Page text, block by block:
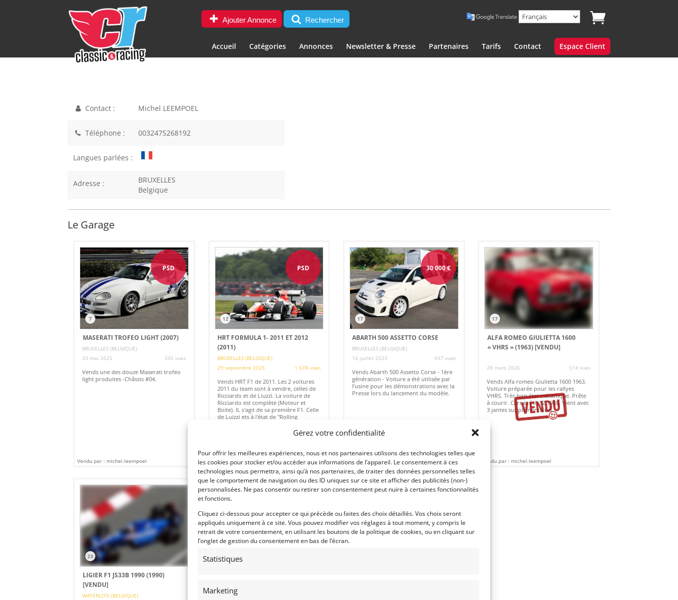
Gérez votre confidentialité
Pour offrir les meilleures expériences, nous et nos partenaires utilisons des technologies telles que
les cookies pour stocker et/ou accéder aux informations de l’appareil. Le consentement à ces
technologies nous permettra, ainsi qu’à nos partenaires, de traiter des données personnelles telles
que le comportement de navigation ou des ID uniques sur ce site et afficher des publicités (non-)
personnalisées. Ne pas consentir ou retirer son consentement peut nuire à certaines fonctionnalités
et fonctions.
Cliquez ci-dessous pour accepter ce qui précède ou faites des choix détaillés. Vos choix seront
appliqués uniquement à ce site. Vous pouvez modifier vos réglages à tout moment, y compris le
retrait de votre consentement, en utilisant les boutons de la politique de cookies, ou en cliquant sur
l’onglet de gestion du consentement en bas de l’écran.
Statistiques
Marketing
Ajouter Annonce Rechercher
Accueil Catégories Annonces Newsletter & Presse Partenaires Tarifs Contact Espace Client
Contact : Michel LEEMPOEL
Téléphone : 0032475268192
Langues parlées :
Adresse :
BRUXELLES
Belgique
Le Garage
PSD
7
MASERATI TROFEO LIGHT (2007)
BRUXELLES (BELGIQUE)
20 mai 2025
335 vues
Vends une des douze Maserati trofeo
light produites -Châssis #04.
Vendu par : michel.leempoel
PSD
12
HRT FORMULA 1- 2011 ET 2012
(2011)
BRUXELLES (BELGIQUE)
29 septembre 2025
1 678 vues
Vends HRT F1 de 2011. Les 2 voitures
2011 du team sont à vendre, celles de
Ricciardo et de Liuzzi. La voiture de
Ricciardo est complète (Moteur et
Boite). IL s'agit de sa première F1. Celle
de Luizzi ets à l'état de "Rolling
les 2 F1 HRT de la saison 2012...
Vendu par : michel.leempoel
30 000€
17
ABARTH 500 ASSETTO CORSE
BRUXELLES (BELGIQUE)
16 juillet 2023
437 vues
Vends Abarth 500 Assetto Corse - 1ère
génération - Voiture a été utilisée par
l’usine pour les démonstrations avec la
Presse lors du lancement du modèle.
Vendu par : michel.leempoel
17
ALFA ROMEO GIULIETTA 1600
« VHRS » (1963)[VENDU]
28 mars 2026 514 vues
Vends Alfa romeo Giulietta 1600 1963.
Voiture préparée pour les rallyes
VHRS. Très bon état mécanique. Prête
à courir. Carnet FIA SZ 1988. Vient avec
3 jantes supplémentaires.
Vendu par : michel.leempoel
23
LIGIER F1 JS33B 1990 (1990)
[VENDU]
WATERLOO (BELGIQUE)
10
BRUXELLES (BELGIQUE)